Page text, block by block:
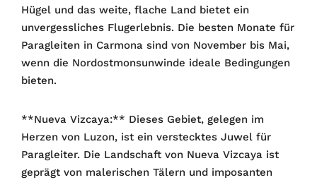
Hügel und das weite, flache Land bietet ein
unvergessliches Flugerlebnis. Die besten Monate für
Paragleiten in Carmona sind von November bis Mai,
wenn die Nordostmonsunwinde ideale Bedingungen
bieten.
**Nueva Vizcaya:** Dieses Gebiet, gelegen im
Herzen von Luzon, ist ein verstecktes Juwel für
Paragleiter. Die Landschaft von Nueva Vizcaya ist
geprägt von malerischen Tälern und imposanten